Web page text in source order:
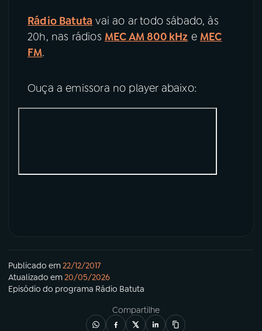
Rádio Batuta vai ao ar todo sábado, às
20h, nas rádios MEC AM 800 kHz e MEC
FM.
Ouça a emissora no player abaixo:
Publicado em22/12/2017
Atualizado em20/05/2026
Episódio do programa Rádio Batuta
Compartilhe